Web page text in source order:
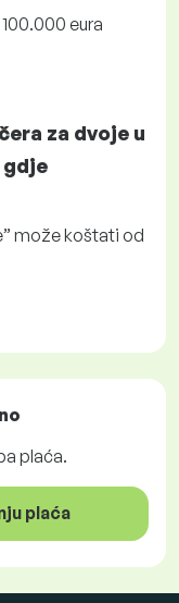
eura
za dvoje u
može koštati od
plaća.
plaća